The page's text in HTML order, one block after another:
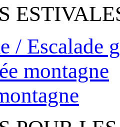
/ Escalade
montagne